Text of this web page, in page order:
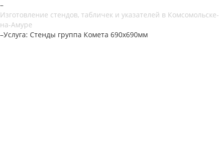
–
Изготовление стендов, табличек и указателей в Комсомольске-
на-Амуре
–Услуга: Стенды группа Комета 690х690мм